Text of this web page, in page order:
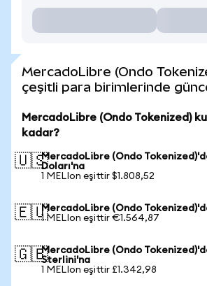
MercadoLibre (Ondo
çeşitli para birimlerinde
MercadoLibre (Ondo Tokenized)
kadar?
🇺🇸MercadoLibre (Ondo
Doları'na
1 MELIon eşittir $1.808,52
🇪🇺MercadoLibre (Ondo
1 MELIon eşittir €1.564,87
🇬🇧MercadoLibre (Ondo
Sterlini'na
1 MELIon eşittir £1.342,98